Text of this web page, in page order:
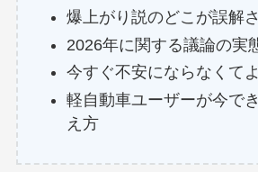
爆上がり説のどこが誤解
2026年に関する議論の実
今すぐ不安にならなくて
軽自動車ユーザーが今で
え方